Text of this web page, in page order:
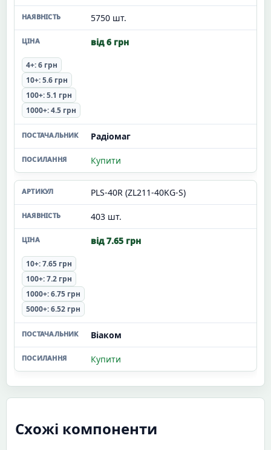
5750 шт.
від 6 грн
4+: 6 грн
10+: 5.6 грн
100+: 5.1 грн
1000+: 4.5 грн
Радіомаг
Купити
PLS-40R (ZL211-40KG-S)
403 шт.
від 7.65 грн
10+: 7.65 грн
100+: 7.2 грн
1000+: 6.75 грн
5000+: 6.52 грн
Віаком
Купити
Схожі компоненти